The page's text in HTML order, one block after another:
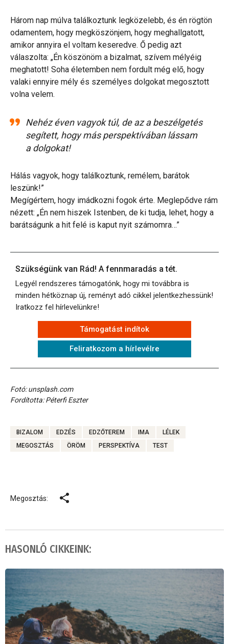
Három nap múlva találkoztunk legközelebb, és én rögtön
odamentem, hogy megköszönjem, hogy meghallgatott,
amikor annyira el voltam keseredve. Ő pedig azt
válaszolta: „Én köszönöm a bizalmat, szívem mélyéig
meghatott! Soha életemben nem fordult még elő, hogy
valaki ennyire mély és személyes dolgokat megosztott
volna velem.
Nehéz éven vagyok túl, de az a beszélgetés
segített, hogy más perspektívában lássam
a dolgokat!
Hálás vagyok, hogy találkoztunk, remélem, barátok
leszünk!”
Megígértem, hogy imádkozni fogok érte. Meglepődve rám
nézett: „Én nem hiszek Istenben, de ki tudja, lehet, hogy a
barátságunk a hit felé is kaput nyit számomra…”
Szükségünk van Rád! A fennmaradás a tét.
Legyél rendszeres támogatónk, hogy mi továbbra is
minden hétköznap új, reményt adó cikkel jelentkezhessünk!
Iratkozz fel hírlevelünkre!
Támogatást indítok
Feliratkozom a hírlevélre
Fotó: unsplash.com
Fordította: Péterfi Eszter
BIZALOM EDZÉS EDZŐTEREM IMA
LÉLEK
MEGOSZTÁS
ÖRÖM PERSPEKTÍVA TEST
Megosztás:
HASONLÓ CIKKEINK: